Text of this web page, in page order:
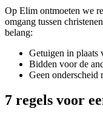
Op Elim ontmoeten we
omgang tussen
belang:
Getuigen in plaats
Bidden voor de
Geen onderscheid
7 regels voor